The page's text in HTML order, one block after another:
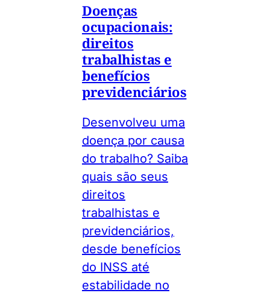
Doenças
ocupacionais:
direitos
trabalhistas e
benefícios
previdenciários
Desenvolveu uma
doença por causa
do trabalho? Saiba
quais são seus
direitos
trabalhistas e
previdenciários,
desde benefícios
do INSS até
estabilidade no